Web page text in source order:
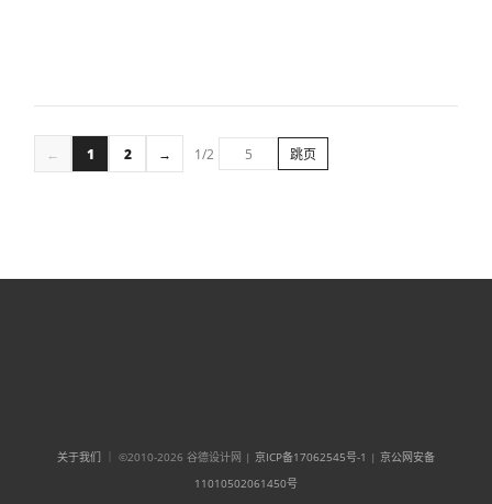
← 1 2 → 1/2 跳页
关于我们 ｜ ©2010-2026 谷德设计网 | 京ICP备17062545号-1 | 京公网安备
11010502061450号